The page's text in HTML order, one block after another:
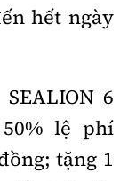
hết ngày
6
lệ phí
tặng 1